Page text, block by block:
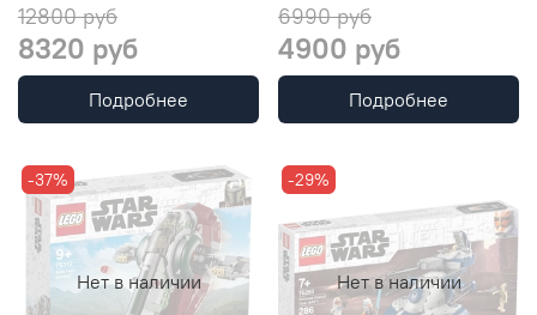
12800 руб
8320 руб
Подробнее
6990 руб
4900 руб
Подробнее
Нет в наличии
-37%
Нет в наличии
-29%